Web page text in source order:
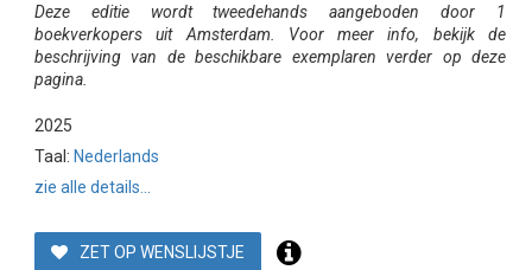
Deze editie wordt tweedehands aangeboden door 1
boekverkopers uit Amsterdam. Voor meer info, bekijk de
beschrijving van de beschikbare exemplaren verder op deze
pagina.
2025
Taal: Nederlands
zie alle details...
ZET OP WENSLIJSTJE